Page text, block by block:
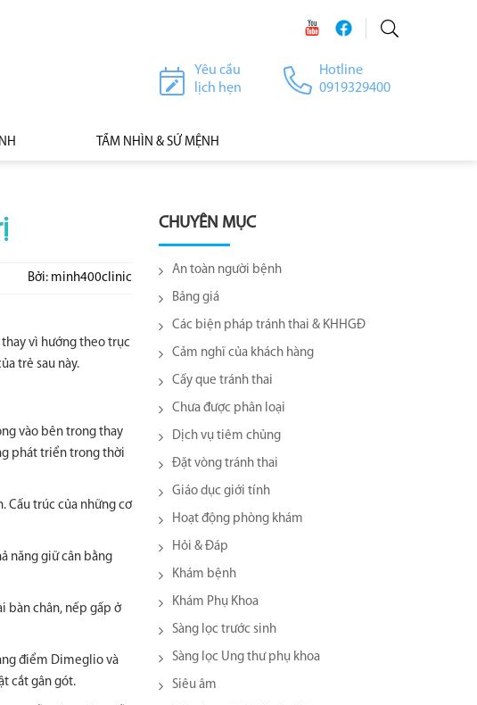
Hotline
0919329400
Yêu cầu
lịch hẹn
TẦM NHÌN & SỨ MỆNH
Bởi: minh400clinic
vì hướng theo trục
trẻ sau này.
vào bên trong thay
phát triển trong thời
Cấu trúc của những cơ
năng giữ cân bằng
bàn chân, nếp gấp ở
điểm Dimeglio và
cắt gân gót.
CHUYÊN MỤC
An toàn người bệnh
Bảng giá
Các biện pháp tránh thai & KHHGĐ
Cảm nghĩ của khách hàng
Cấy que tránh thai
Chưa được phân loại
Dịch vụ tiêm chủng
Đặt vòng tránh thai
Giáo dục giới tính
Hoạt động phòng khám
Hỏi & Đáp
Khám bệnh
Khám Phụ Khoa
Sàng lọc trước sinh
Sàng lọc Ung thư phụ khoa
Siêu âm